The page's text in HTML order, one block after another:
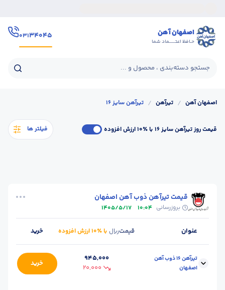
اصفهان آهن
حـافظ اعتــــــماد شما
۳۴۰۴۵۰۳۱
جستجو دسته‌بندی ، محصول و ...
اصفهان آهن / تیرآهن / تیرآهن سایز 16
فیلتر ها قیمت روز تیرآهن سایز 16 با ٪۱۰ ارزش افزوده
قیمت تیرآهن ذوب آهن اصفهان
بروزرسانی 10:04
1405/5/17
عنوان قیمتریال با ٪۱۰ ارزش افزوده خرید
تیرآهن 16 ذوب آهن
اصفهان
945,000
20,000
خرید